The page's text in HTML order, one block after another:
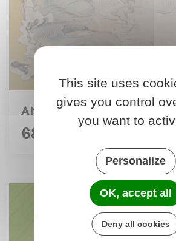
ANÏMA 80 x 100 cm
680,00 €
This site uses
gives you control
you want to
Personalize
OK, accept all
Deny all cookies